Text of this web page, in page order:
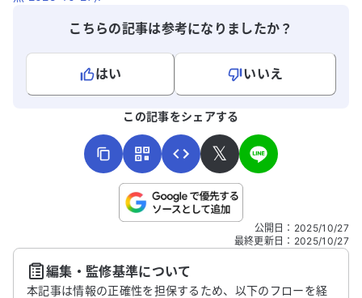
こちらの記事は参考になりましたか？
はい
いいえ
こちらは送信専用のフォームです。氏名やご自身の病気の詳細な
送信する
この記事をシェアする
𝕏
公開日 ： 2025/10/27
最終更新日 ： 2025/10/27
編集・監修基準について
本記事は情報の正確性を担保するため、以下のフローを経